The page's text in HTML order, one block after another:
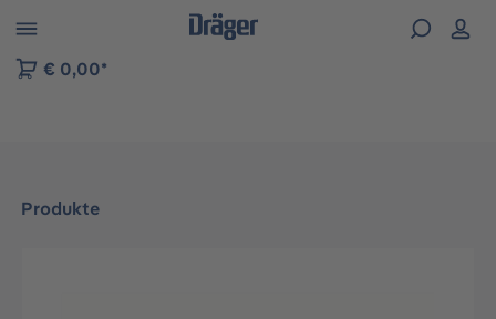
der B2B-Plattform springen
€ 0,00*
Produkte